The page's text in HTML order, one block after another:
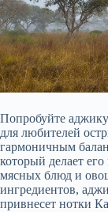
Попробуйте
для любителей
гармоничным
который делает
мясных блюд и
ингредиентов,
привнесет нотки